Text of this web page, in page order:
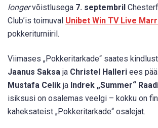
longervõistlusega 7. septembril
Club’is toimuval Unibet Win TV Live
pokkeriturniiril.
Viimases „Pokkeritarkade“ saates
Jaanus Saksa ja Christel Halleri ees
Mustafa Celik ja Indrek „Summer“
isiksusi on osalemas veelgi – kokku on
kaheksateist „Pokkeritarkade“ osalejat.